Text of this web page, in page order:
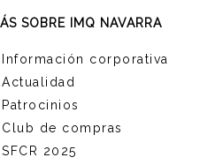
SOBRE IMQ NAVARRA
Información corporativa
Actualidad
Patrocinios
Club de compras
2025